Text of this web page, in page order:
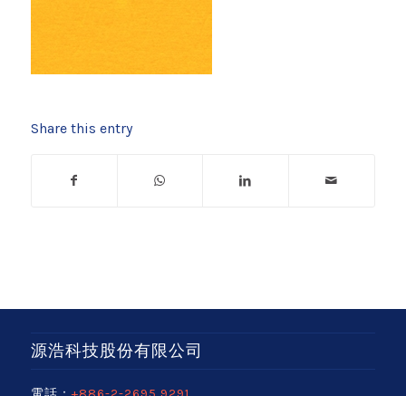
Share this entry
源浩科技股份有限公司